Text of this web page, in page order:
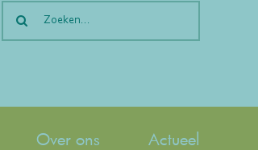
naar:
Over ons Actueel